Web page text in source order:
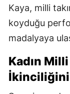
Kaya, milli
koyduğu
madalyaya
Kadın
İkinciliğini